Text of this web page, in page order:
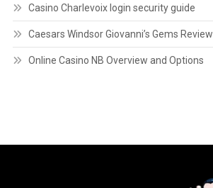
Casino Charlevoix login security guide
Caesars Windsor Giovanni’s Gems
Online Casino NB Overview and Options